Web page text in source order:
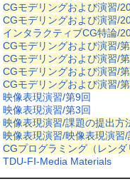
CGモデリングおよび演習/
CGモデリングおよび演習/
インタラクティブCG特論/
CGモデリングおよび演習/
CGモデリングおよび演習/
CGモデリングおよび演習/
CGモデリングおよび演習/
映像表現演習/第9回
映像表現演習/第3回
映像表現演習/課題の提出方
映像表現演習/映像表現演習
CGプログラミング（レンダ
TDU-FI-Media Materials